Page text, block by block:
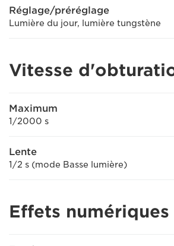
Réglage/préréglage
Lumière du jour, lumière tungstène
Vitesse
Maximum
1/2000 s
Lente
1/2 s (mode Basse lumière)
Effets numériques